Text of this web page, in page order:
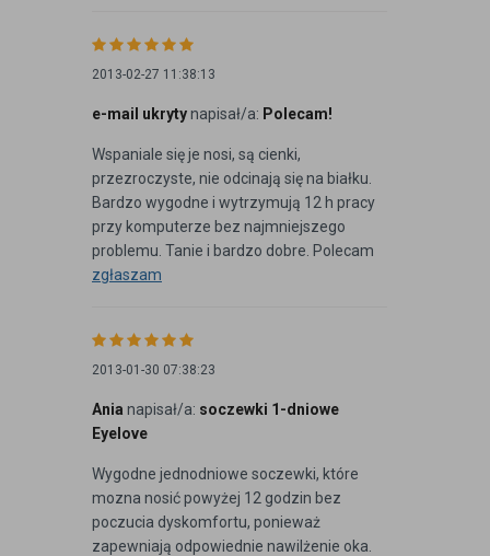
2013-02-27 11:38:13
e-mail ukrytynapisał/a: Polecam!
Wspaniale się je nosi, są cienki,
przezroczyste, nie odcinają się na białku.
Bardzo wygodne i wytrzymują 12 h pracy
przy komputerze bez najmniejszego
problemu. Tanie i bardzo dobre. Polecam
zgłaszam
2013-01-30 07:38:23
Ania napisał/a: soczewki 1-dniowe
Eyelove
Wygodne jednodniowe soczewki, które
mozna nosić powyżej 12 godzin bez
poczucia dyskomfortu, ponieważ
zapewniają odpowiednie nawilżenie oka.